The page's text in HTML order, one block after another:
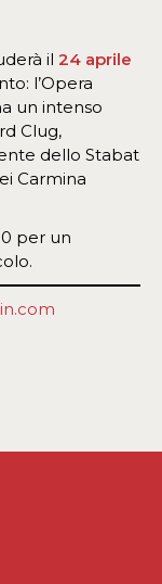
il 24 aprile
l’Opera
un intenso
Clug,
dello Stabat
Carmina
per un